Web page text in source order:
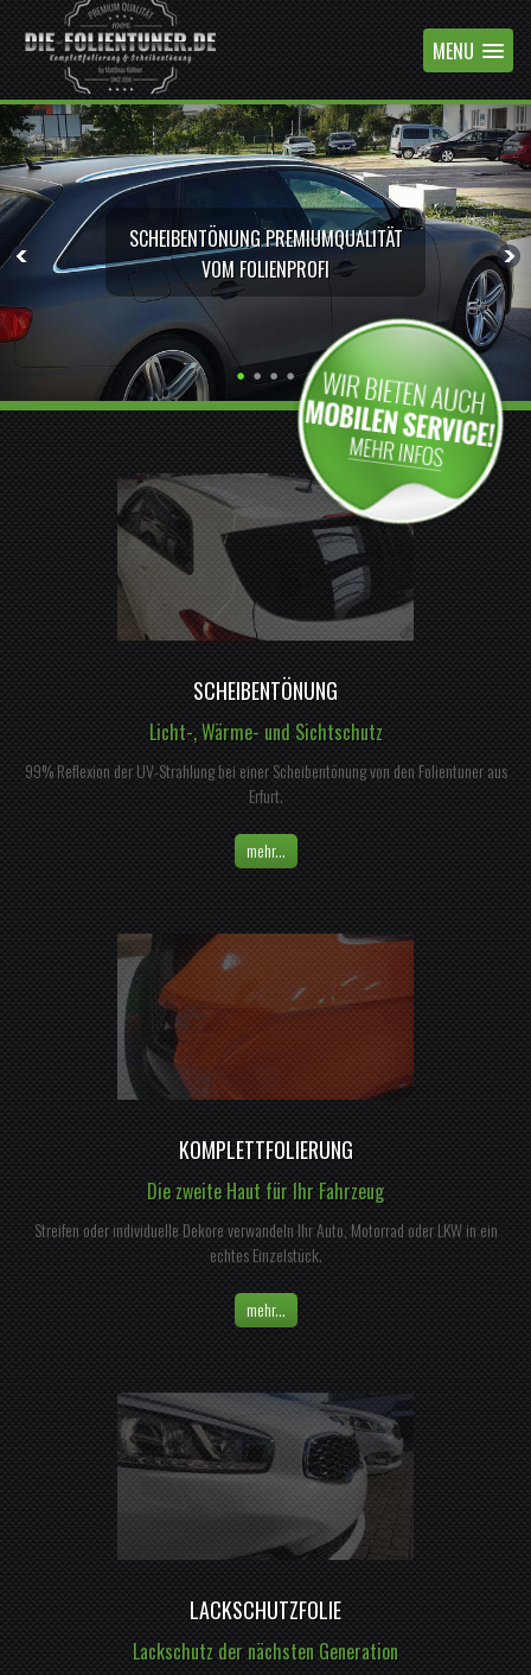
MENU
SCHEIBENTÖNUNG PREMIUMQUALITÄT
VOM FOLIENPROFI
SCHEIBENTÖNUNG
Licht-, Wärme- und Sichtschutz
99% Reflexion der UV-Strahlung bei einer Scheibentönung von den Folientuner aus
Erfurt.
mehr...
KOMPLETTFOLIERUNG
Die zweite Haut für Ihr Fahrzeug
Streifen oder individuelle Dekore verwandeln Ihr Auto, Motorrad oder LKW in ein
echtes Einzelstück.
mehr...
LACKSCHUTZFOLIE
Lackschutz der nächsten Generation